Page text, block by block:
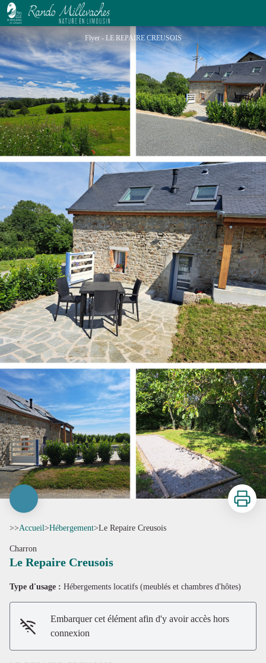
Le Repaire Creusois
Flyer - LE REPAIRE CREUSOIS
Imprimer
>>Accueil>Hébergement>Le Repaire Creusois
Charron
Le Repaire Creusois
Type d'usage : Hébergements locatifs (meublés et chambres d'hôtes)
Embarquer cet élément afin d'y avoir accès hors
connexion